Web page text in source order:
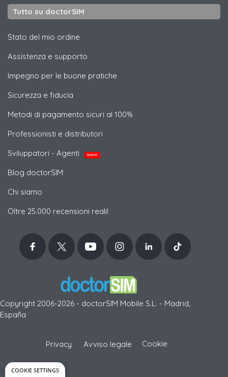
Tutto su doctorSIM
Stato del mio ordine
Assistenza e supporto
Impegno per le buone pratiche
Sicurezza e fiducia
Metodi di pagamento sicuri al 100%
Professionisti e distributori
Sviluppatori - Agenti
NUOVO
Blog doctorSIM
Chi siamo
Oltre 25.000 recensioni reali!
Copyright 2006-2026 - doctorSIM Mobile S.L. - Madrid,
España
Privacy Avviso legale Cookie
COOKIE SETTINGS